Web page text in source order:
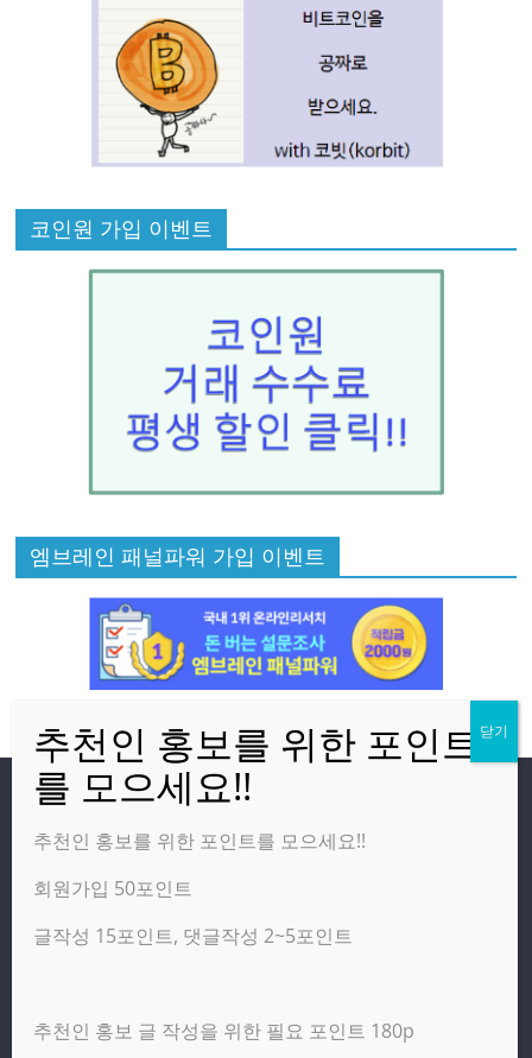
코인원 가입 이벤트
엠브레인 패널파워 가입 이벤트
방문자
온라인 방문자:33
오늘의 조회수:740
광고 제휴 홍보 일반 문의 : apptechgo@naver.com
추천인 홍보를 위한 포인트를 모으세요!!
회원가입 50포인트
글작성 15포인트, 댓글작성 2~5포인트
추천인 홍보 글 작성을 위한 필요 포인트 180p